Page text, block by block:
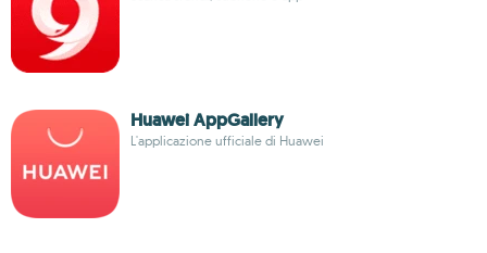
Huawei AppGallery
L'applicazione ufficiale di Huawei